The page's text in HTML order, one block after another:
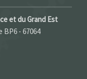
et du Grand Est
BP6 - 67064